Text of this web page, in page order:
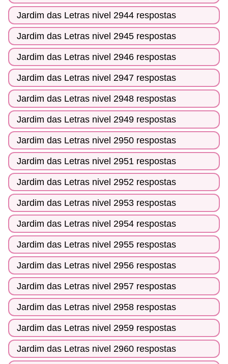
Jardim das Letras nivel 2944 respostas
Jardim das Letras nivel 2945 respostas
Jardim das Letras nivel 2946 respostas
Jardim das Letras nivel 2947 respostas
Jardim das Letras nivel 2948 respostas
Jardim das Letras nivel 2949 respostas
Jardim das Letras nivel 2950 respostas
Jardim das Letras nivel 2951 respostas
Jardim das Letras nivel 2952 respostas
Jardim das Letras nivel 2953 respostas
Jardim das Letras nivel 2954 respostas
Jardim das Letras nivel 2955 respostas
Jardim das Letras nivel 2956 respostas
Jardim das Letras nivel 2957 respostas
Jardim das Letras nivel 2958 respostas
Jardim das Letras nivel 2959 respostas
Jardim das Letras nivel 2960 respostas